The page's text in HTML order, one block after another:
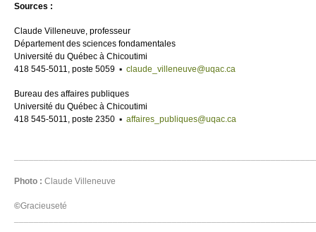
Sources :
Claude Villeneuve, professeur
Département des sciences fondamentales
Université du Québec à Chicoutimi
418 545-5011, poste 5059 ▪ claude_villeneuve@uqac.ca
Bureau des affaires publiques
Université du Québec à Chicoutimi
418 545-5011, poste 2350 ▪ affaires_publiques@uqac.ca
Photo : Claude Villeneuve
©Gracieuseté